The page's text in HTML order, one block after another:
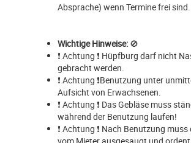
Absprache) wenn Termine frei sind.
Wichtige Hinweise: 🚫
❗ Achtung ❗ Hüpfburg darf nicht
gebracht werden.
❗ Achtung ❗Benutzung unter
Aufsicht von Erwachsenen.
❗ Achtung ❗ Das Gebläse muss
während der Benutzung laufen!
❗ Achtung ❗ Nach Benutzung